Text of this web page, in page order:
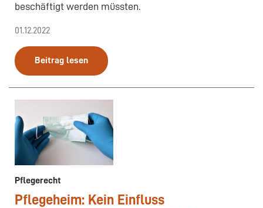
beschäftigt werden müssten.
01.12.2022
Beitrag lesen
Pflegerecht
Pflegeheim: Kein Einfluss